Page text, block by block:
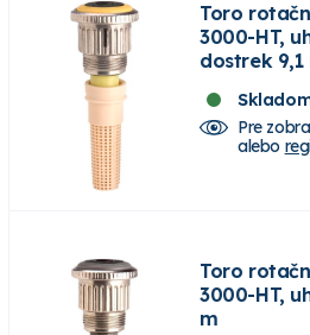
Toro
3000-HT,
dostrek 9,1
Pre
alebo
Toro
3000-HT,
m